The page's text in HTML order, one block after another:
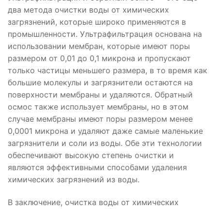
два метода очистки воды от химических
загрязнений, которые широко применяются в
промышленности. Ультрафильтрация основана на
использовании мембран, которые имеют поры
размером от 0,01 до 0,1 микрона и пропускают
только частицы меньшего размера, в то время как
большие молекулы и загрязнители остаются на
поверхности мембраны и удаляются. Обратный
осмос также использует мембраны, но в этом
случае мембраны имеют поры размером менее
0,0001 микрона и удаляют даже самые маленькие
загрязнители и соли из воды. Обе эти технологии
обеспечивают высокую степень очистки и
являются эффективными способами удаления
химических загрязнений из воды.
В заключение, очистка воды от химических